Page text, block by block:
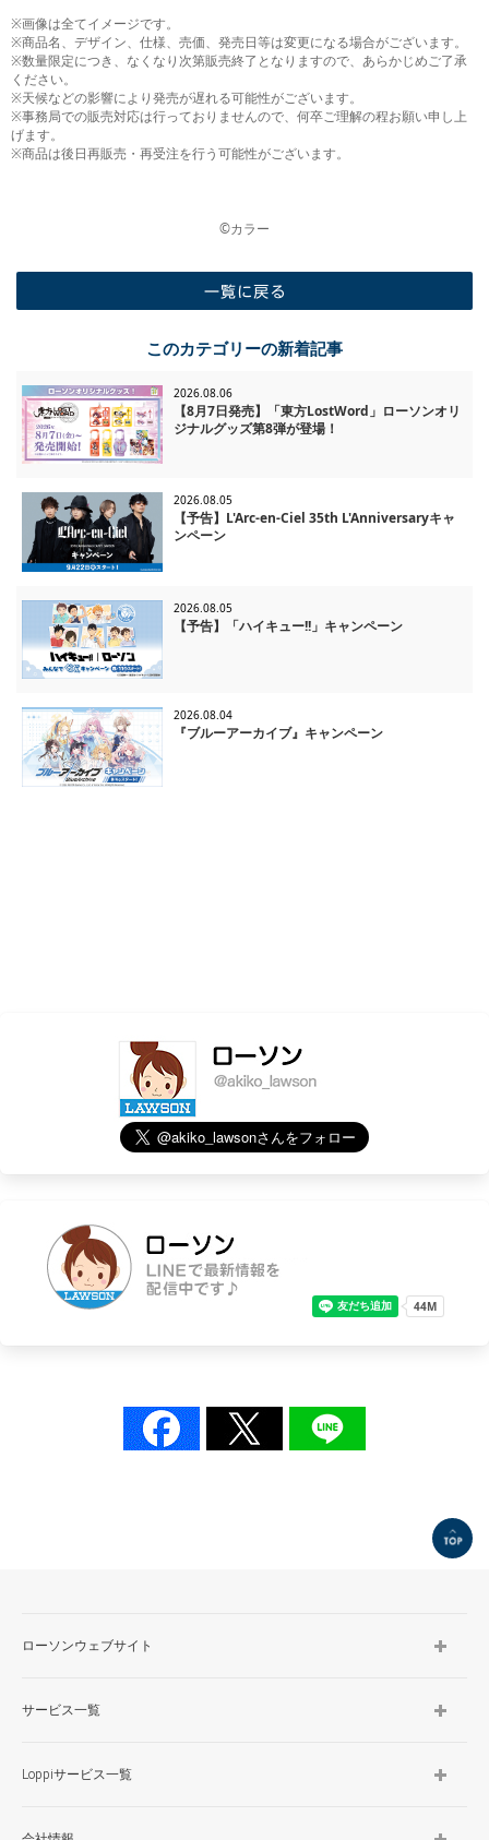
※画像は全てイメージです。
※商品名、デザイン、仕様、売価、発売日等は変更になる場合がございます。
※数量限定につき、なくなり次第販売終了となりますので、あらかじめご了承
ください。
※天候などの影響により発売が遅れる可能性がございます。
※事務局での販売対応は行っておりませんので、何卒ご理解の程お願い申し上
げます。
※商品は後日再販売・再受注を行う可能性がございます。
©カラー
このカテゴリーの新着記事
2026.08.06
【8月7日発売】「東方LostWord」ローソンオリ
ジナルグッズ第8弾が登場！
2026.08.05
【予告】L'Arc-en-Ciel 35th L'Anniversaryキャ
ンペーン
2026.08.05
【予告】「ハイキュー!!」キャンペーン
2026.08.04
『ブルーアーカイブ』キャンペーン
ローソンウェブサイト
サービス一覧
Loppiサービス一覧